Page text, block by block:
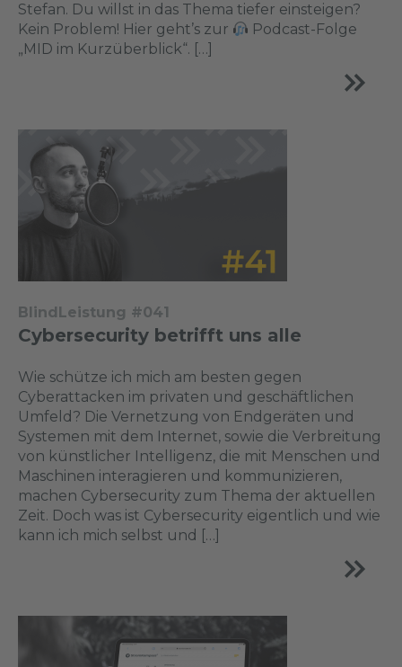
Stefan. Du willst in das Thema tiefer einsteigen?
Kein Problem! Hier geht’s zur
Podcast-Folge
„MID im Kurzüberblick“. […]
BlindLeistung #041
Cybersecurity betrifft uns alle
Wie schütze ich mich am besten gegen
Cyberattacken im privaten und geschäftlichen
Umfeld? Die Vernetzung von Endgeräten und
Systemen mit dem Internet, sowie die Verbreitung
von künstlicher Intelligenz, die mit Menschen und
Maschinen interagieren und kommunizieren,
machen Cybersecurity zum Thema der aktuellen
Zeit. Doch was ist Cybersecurity eigentlich und wie
kann ich mich selbst und […]